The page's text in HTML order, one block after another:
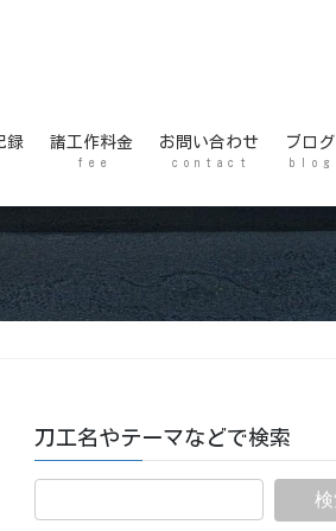
録 諸工作料金
f e e
お問い合わせ
c o n t a c t
ブログ
b l o g
刀工名やテーマなどで検索